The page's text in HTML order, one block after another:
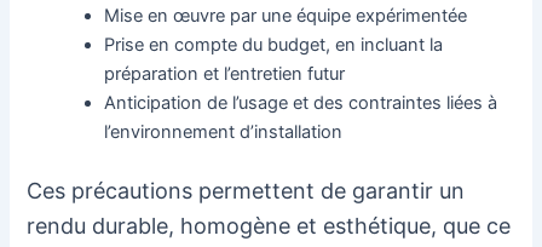
Mise en œuvre par une équipe expérimentée
Prise en compte du budget, en incluant la
préparation et l’entretien futur
Anticipation de l’usage et des contraintes liées à
l’environnement d’installation
Ces précautions permettent de garantir un
rendu durable, homogène et esthétique, que ce